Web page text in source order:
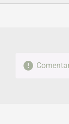
FACEBOOKTWITTER